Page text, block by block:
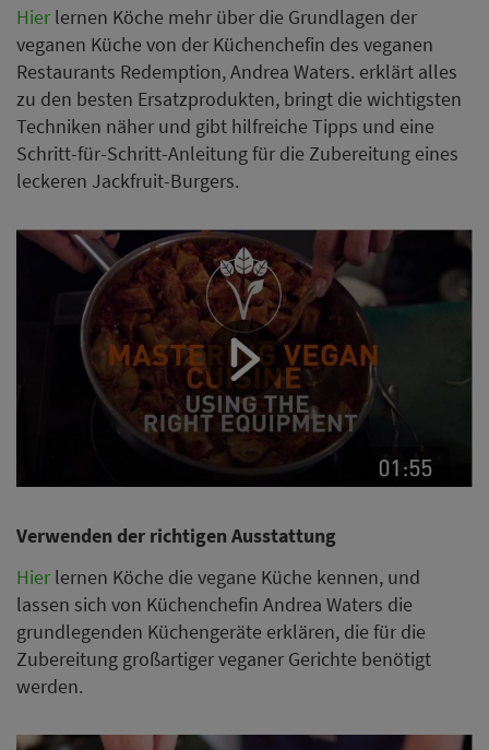
Hier lernen Köche mehr über die Grundlagen der
veganen Küche von der Küchenchefin des veganen
Restaurants Redemption, Andrea Waters. erklärt alles
zu den besten Ersatzprodukten, bringt die wichtigsten
Techniken näher und gibt hilfreiche Tipps und eine
Schritt-für-Schritt-Anleitung für die Zubereitung eines
leckeren Jackfruit-Burgers.
Verwenden der richtigen Ausstattung
Hier lernen Köche die vegane Küche kennen, und
lassen sich von Küchenchefin Andrea Waters die
grundlegenden Küchengeräte erklären, die für die
Zubereitung großartiger veganer Gerichte benötigt
werden.